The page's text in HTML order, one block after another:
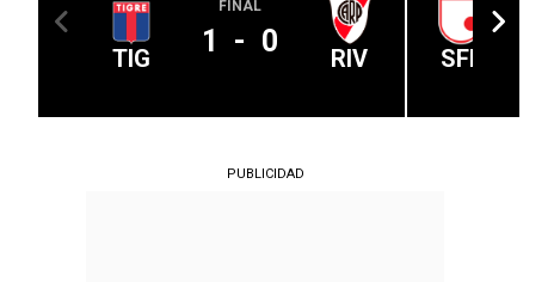
TIG
FINAL
1 - 0 RIV SFE
PUBLICIDAD